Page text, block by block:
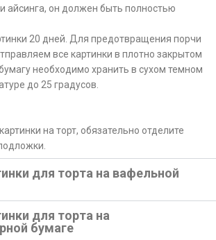
айсинга, он должен быть полностью
20 дней. Для предотвращения порчи
все картинки в плотно закрытом
необходимо хранить в сухом темном
до 25 градусов.
на торт, обязательно отделите
для торта на вафельной
для торта на
бумаге